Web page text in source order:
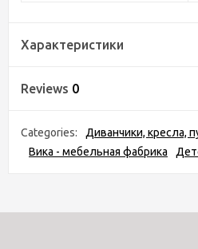
Характеристики
Reviews 0
Categories:
Диванчики, кресла,
Вика - мебельная фабрика